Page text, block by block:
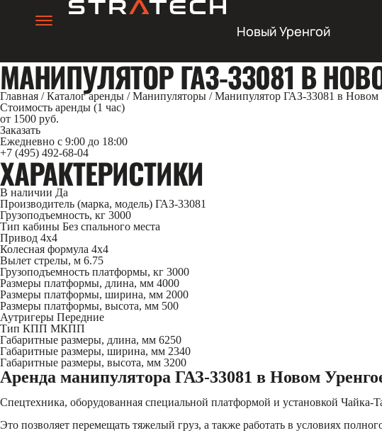
Новый Уренгой
МАНИПУЛЯТОР ГАЗ-33081 В
Главная / Каталог аренды / Манипуляторы / Манипулятор ГАЗ-33081 в Новом
Стоимость аренды (1 час)
от 1500 руб.
Заказать
Ежедневно с 9:00 до 18:00
+7 (495) 492-68-04
ХАРАКТЕРИСТИКИ
В наличии Да
Производитель (марка, модель) ГАЗ-33081
Грузоподъемность, кг 3000
Тип кабины Без спального места
Привод 4х4
Колесная формула 4х4
Вылет стрелы, м 6.75
Грузоподъемность платформы, кг 3000
Размеры платформы, длина, мм 4000
Размеры платформы, ширина, мм 2000
Размеры платформы, высота, мм 500
Аутригеры Передние
Тип КПП МКПП
Габаритные размеры, длина, мм 6250
Габаритные размеры, ширина, мм 2340
Габаритные размеры, высота, мм 3200
Аренда манипулятора ГАЗ-33081 в Новом
Спецтехника, оборудованная специальной платформой и установкой Чайка-
Это позволяет перемещать тяжелый груз, а также работать в условиях